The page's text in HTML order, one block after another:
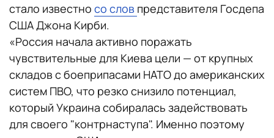
стало известно со слов представителя Госдепа
США Джона Кирби.
«Россия начала активно поражать
чувствительные для Киева цели — от крупных
складов с боеприпасами НАТО до американских
систем ПВО, что резко снизило потенциал,
который Украина собиралась задействовать
для своего "контрнаступа". Именно поэтому